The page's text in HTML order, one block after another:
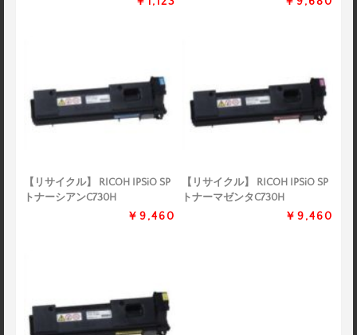
【リサイクル】 RICOH IPSiO SP
トナーシアンC730H
￥9,460
【リサイクル】 RICOH IPSiO SP
トナーマゼンタC730H
￥9,460